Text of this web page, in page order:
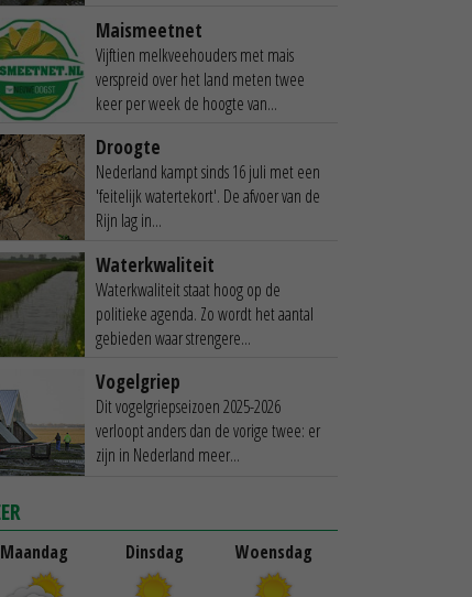
Maismeetnet
Vijftien melkveehouders met mais
verspreid over het land meten twee
keer per week de hoogte van...
Droogte
Nederland kampt sinds 16 juli met een
'feitelijk watertekort'. De afvoer van de
Rijn lag in...
Waterkwaliteit
Waterkwaliteit staat hoog op de
politieke agenda. Zo wordt het aantal
gebieden waar strengere...
Vogelgriep
Dit vogelgriepseizoen 2025-2026
verloopt anders dan de vorige twee: er
zijn in Nederland meer...
Maandag Dinsdag Woensdag